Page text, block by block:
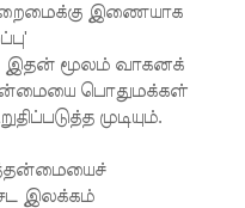
இணையாக
இதன் மூலம் வாகனக்
தன்மையை பொதுமக்கள்
முடியும்.
இலக்கம்